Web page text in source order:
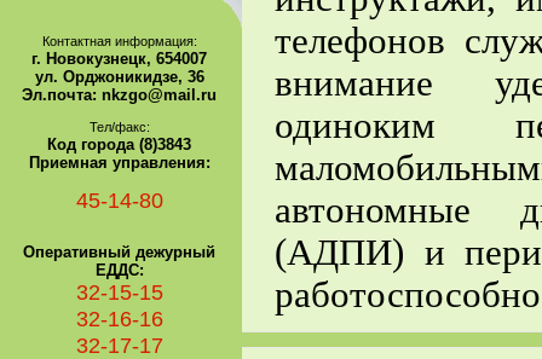
телефонов
внимание
одиноким
автономные
(АДПИ) и
Контактная информация:
г. Новокузнецк, 654007
ул. Орджоникидзе, 36
Эл.почта: nkzgo@mail.ru
Тел/факс:
Код города (8)3843
Приемная управления:
45-14-80
Оперативный дежурный
ЕДДС:
32-15-15
32-16-16
32-17-17